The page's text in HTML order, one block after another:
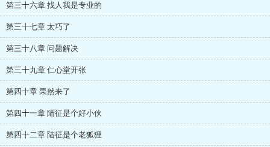
第三十六章 找人我是专业的
第三十七章 太巧了
第三十八章 问题解决
第三十九章 仁心堂开张
第四十章 果然来了
第四十一章 陆征是个好小伙
第四十二章 陆征是个老狐狸